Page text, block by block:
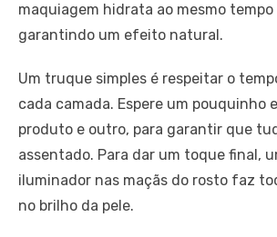
maquiagem hidrata ao mesmo tempo
garantindo um efeito natural.
Um truque simples é respeitar o
cada camada. Espere um pouquinho
produto e outro, para garantir que
assentado. Para dar um toque final,
iluminador nas maçãs do rosto faz
no brilho da pele.